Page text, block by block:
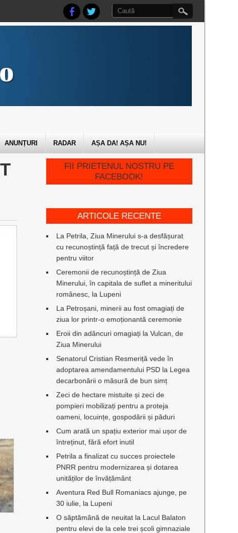
ANUNȚURI RADAR AȘA DA! AȘA NU!
FII PRIETENUL NOSTRU PE
FACEBOOK!
ARTICOLE RECENTE
La Petrila, Ziua Minerului s-a desfășurat
cu recunoștință față de trecut și încredere
pentru viitor
Ceremonii de recunoștință de Ziua
Minerului, în capitala de suflet a mineritului
românesc, la Lupeni
La Petroșani, minerii au fost omagiați de
ziua lor printr-o emoționantă ceremonie
Eroii din adâncuri omagiați la Vulcan, de
Ziua Minerului
Senatorul Cristian Resmeriță vede în
adoptarea amendamentului PSD la Legea
decarbonării o măsură de bun simț
Zeci de hectare mistuite și zeci de
pompieri mobilizați pentru a proteja
oameni, locuințe, gospodării și păduri
Cum arată un spațiu exterior mai ușor de
întreținut, fără efort inutil
Petrila a finalizat cu succes proiectele
PNRR pentru modernizarea și dotarea
unităților de învățământ
Aventura Red Bull Romaniacs ajunge, pe
30 iulie, la Lupeni
O săptămână de neuitat la Lacul Balaton
pentru elevi de la cele trei școli gimnaziale